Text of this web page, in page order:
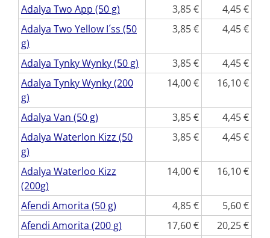
Adalya Two App (50 g) 3,85
4,45
Adalya Two Yellow I´ss (50
g)
3,85 4,45
Adalya Tynky Wynky (50 g) 3,85
4,45
Adalya Tynky Wynky (200
g)
14,00 16,10
Adalya Van (50 g) 3,85
4,45
Adalya Waterlon Kizz (50
g)
3,85 4,45
Adalya Waterloo Kizz
(200g)
14,00 16,10
Afendi Amorita (50 g) 4,85
5,60
Afendi Amorita (200 g)
17,60
20,25